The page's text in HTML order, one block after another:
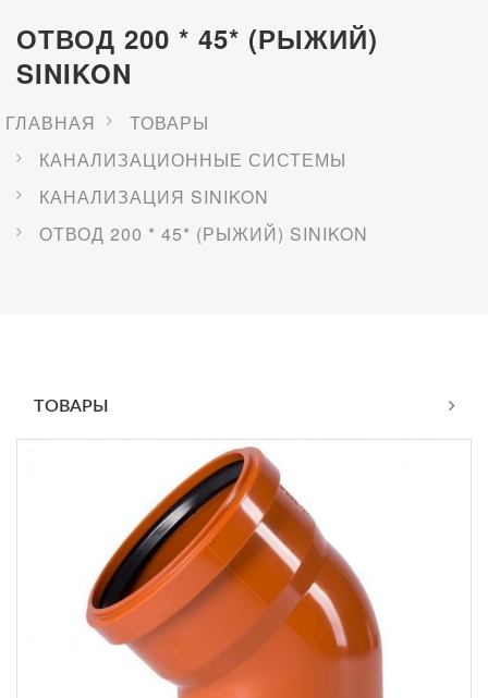
ОТВОД 200 * 45* (РЫЖИЙ)
SINIKON
ГЛАВНАЯ
ТОВАРЫ
КАНАЛИЗАЦИОННЫЕ СИСТЕМЫ
КАНАЛИЗАЦИЯ SINIKON
ОТВОД 200 * 45* (РЫЖИЙ) SINIKON
ТОВАРЫ